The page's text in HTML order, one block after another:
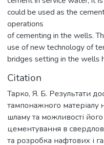
could be used as the
operations
of cementing in the wells.
use of new technology of
bridges setting in the wells
Citation
Тарко, Я. Б. Результати
тампонажного матеріалу
шламу та можливості
цементування в
та розробка нафтових і